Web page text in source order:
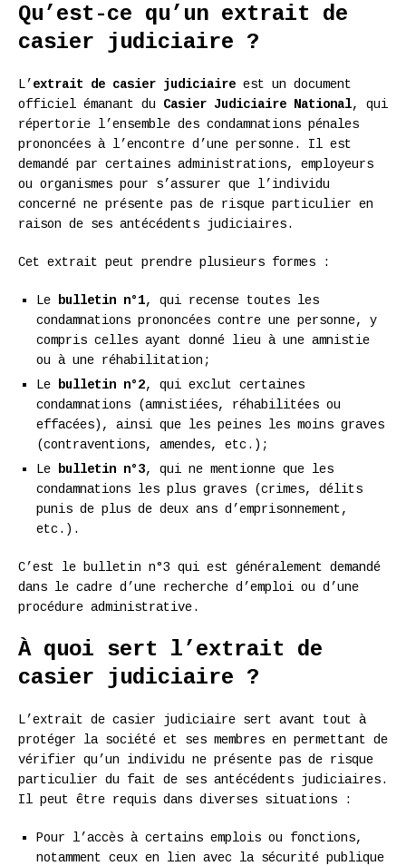
Qu’est-ce qu’un extrait de
casier judiciaire ?
L’ extrait de casier judiciaire est un document
officiel émanant du Casier Judiciaire National, qui
répertorie l’ensemble des condamnations pénales
prononcées à l’encontre d’une personne. Il est
demandé par certaines administrations, employeurs
ou organismes pour s’assurer que l’individu
concerné ne présente pas de risque particulier en
raison de ses antécédents judiciaires.
Cet extrait peut prendre plusieurs formes :
Le bulletin n°1, qui recense toutes les
condamnations prononcées contre une personne, y
compris celles ayant donné lieu à une amnistie
ou à une réhabilitation;
Le
bulletin n°2, qui exclut certaines
condamnations (amnistiées, réhabilitées ou
effacées), ainsi que les peines les moins graves
(contraventions, amendes, etc.);
Le
bulletin n°3, qui ne mentionne que les
condamnations les plus graves (crimes, délits
punis de plus de deux ans d’emprisonnement,
etc.).
C’est le bulletin n°3 qui est généralement demandé
dans le cadre d’une recherche d’emploi ou d’une
procédure administrative.
À quoi sert l’extrait de
casier judiciaire ?
L’extrait de casier judiciaire sert avant tout à
protéger la société et ses membres en permettant de
vérifier qu’un individu ne présente pas de risque
particulier du fait de ses antécédents judiciaires.
Il peut être requis dans diverses situations :
Pour l’accès à certains emplois ou fonctions,
notamment ceux en lien avec la sécurité publique